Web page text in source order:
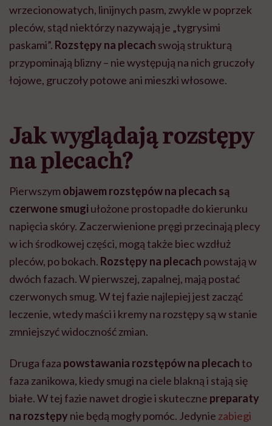
wrzecionowatych, linijnych pasm, zwykle w poprzek
pleców, stąd niektórzy nazywają je „tygrysimi
paskami”. Rozstępy na plecach swoją strukturą
przypominają blizny – nie występują na nich gruczoły
łojowe, gruczoły potowe ani mieszki włosowe.
Jak wyglądają rozstępy
na plecach?
Pierwszymobjawem rozstępów na plecach są
czerwone smugi ułożone prostopadłe do kierunku
napięcia skóry. Zaczerwienione pręgi przecinają plecy
w ich środkowej części, mogą także biec wzdłuż
pleców, po bokach. Rozstępy na plecach powstają w
dwóch fazach. W pierwszej, zapalnej, mają postać
czerwonych smug. W tej fazie najlepiej jest zacząć
leczenie, wtedy maści i kremy na rozstępy są w stanie
zmniejszyć widoczność zmian.
Druga faza powstawania rozstępów na plecachto
faza zanikowa, kiedy smugi na ciele blakną i stają się
białe. W tej fazie nawet drogie i skuteczne preparaty
na rozstępy nie będą mogły pomóc. Jedynie zabiegi